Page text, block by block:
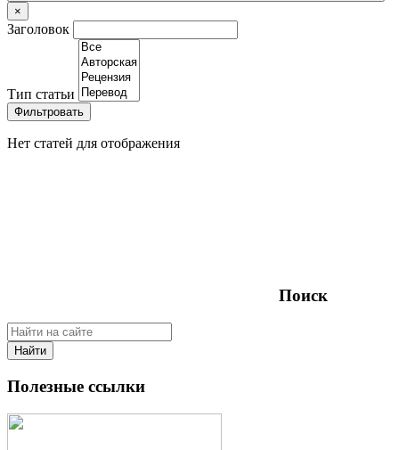
×
Заголовок
Тип статьи
Фильтровать
Нет статей для отображения
Поиск
Найти
Полезные ссылки